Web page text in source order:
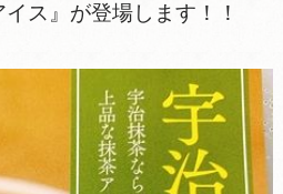
ス』が登場します！！